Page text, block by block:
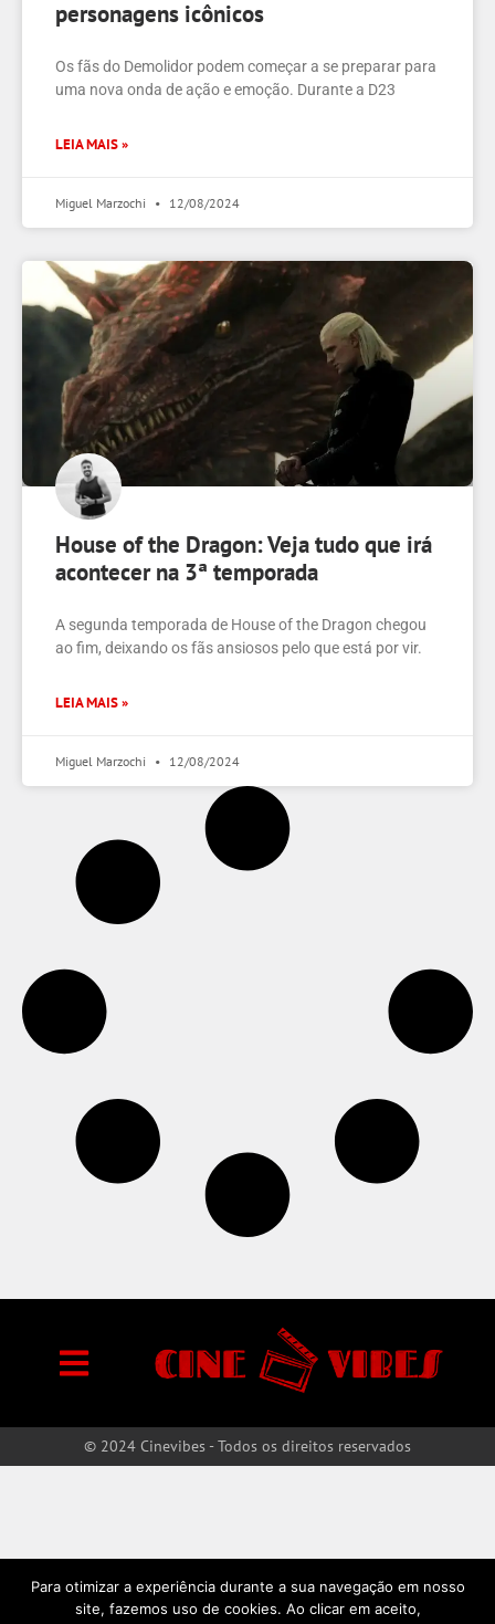
personagens icônicos
Os fãs do Demolidor podem começar a se preparar para
uma nova onda de ação e emoção. Durante a D23
LEIA MAIS »
Miguel Marzochi 12/08/2024
House of the Dragon: Veja tudo que irá
acontecer na 3ª temporada
A segunda temporada de House of the Dragon chegou
ao fim, deixando os fãs ansiosos pelo que está por vir.
LEIA MAIS »
Miguel Marzochi 12/08/2024
© 2024 Cinevibes - Todos os direitos reservados
Para otimizar a experiência durante a sua navegação em nosso
site, fazemos uso de cookies. Ao clicar em aceito,